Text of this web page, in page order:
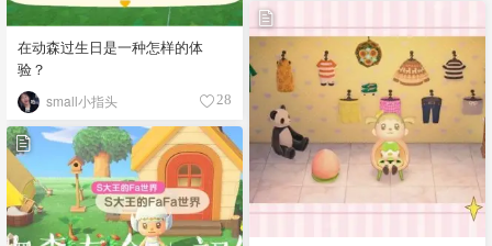
在动森过生日是一种怎样的体
验？
small小指头 28